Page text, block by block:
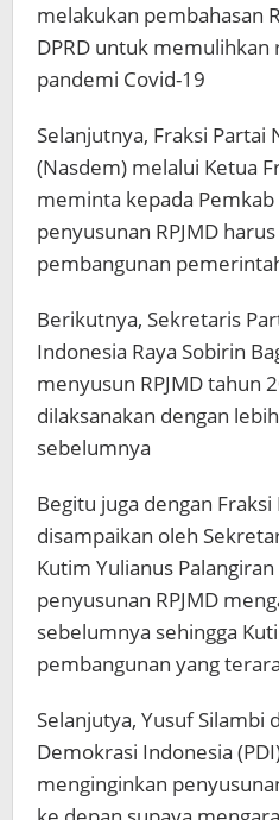
melakukan pembahasan
DPRD untuk
pandemi Covid-19
Selanjutnya, Fraksi Partai
(Nasdem) melalui Ketua
meminta kepada
penyusunan RPJMD
pembangunan
Berikutnya, Sekretaris
Indonesia Raya Sobirin
menyusun RPJMD tahun
dilaksanakan dengan
sebelumnya
Begitu juga dengan
disampaikan oleh
Kutim Yulianus
penyusunan RPJMD
sebelumnya sehingga
pembangunan yang
Selanjutya, Yusuf Silambi
Demokrasi Indonesia
menginginkan